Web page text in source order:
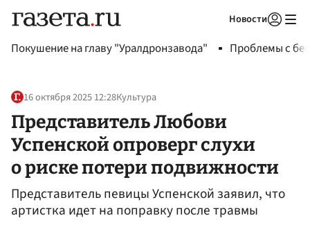
Новости
Покушение на главу "Уралдронзавода" Проблемы с
16 октября 2025 12:28Культура
Представитель Любови
Успенской опроверг слухи
о риске потери подвижности
Представитель певицы Успенской заявил, что
артистка идет на поправку после травмы